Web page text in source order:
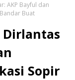
AKP Bayful dan
Buat
Dirlantas
Sopir